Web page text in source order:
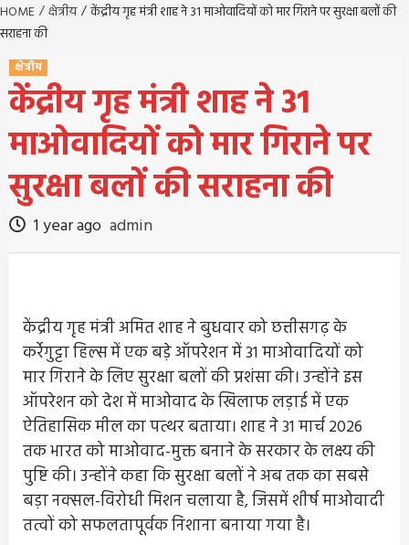
HOME क्षेत्रीय
केंद्रीय गृह मंत्री शाह ने 31 माओवादियों को मार गिराने पर सुरक्षा बलों की
सराहना की
क्षेत्रीय
केंद्रीय गृह मंत्री शाह ने 31
माओवादियों को मार गिराने पर
सुरक्षा बलों की सराहना की
1 year ago admin
केंद्रीय गृह मंत्री अमित शाह ने बुधवार को छत्तीसगढ़ के
कर्रेगुट्टा हिल्स में एक बड़े ऑपरेशन में 31 माओवादियों को
मार गिराने के लिए सुरक्षा बलों की प्रशंसा की। उन्होंने इस
ऑपरेशन को देश में माओवाद के खिलाफ लड़ाई में एक
ऐतिहासिक मील का पत्थर बताया। शाह ने 31 मार्च 2026
तक भारत को माओवाद-मुक्त बनाने के सरकार के लक्ष्य की
पुष्टि की। उन्होंने कहा कि सुरक्षा बलों ने अब तक का सबसे
बड़ा नक्सल-विरोधी मिशन चलाया है, जिसमें शीर्ष माओवादी
तत्वों को सफलतापूर्वक निशाना बनाया गया है।